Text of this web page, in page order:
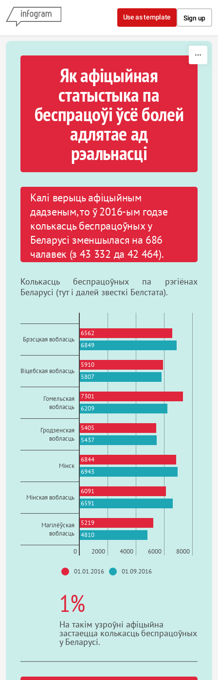
Skip to content
Use as template Sign up
Як афіцыйная
статыстыка па
беспрацоўі ўсё болей
адлятае ад
рэальнасці
Калі верыць афіцыйным
дадзеным, то ў 2016-ым годзе
колькасць беспрацоўных у
Беларусі зменшылася на 686
чалавек (з 43 332 да 42 464).
Колькасць беспрацоўных па рэгіёнах
Беларусі (тут і далей звесткі Белстата).
Брэсцкая вобласць
Віцебская вобласць
Гомельская
вобласць
Гродзенская
вобласць
Мінск
Мінская вобласць
Магілёўская
вобласць
0 2000 4000 6000 8000
6562
6849
5910
5807
7301
6209
5405
5437
6844
6943
6091
6591
5219
4810
01.01.2016 01.09.2016
1%
На такім узроўні афіцыйна
застаецца колькасць беспрацоўных
у Беларусі.